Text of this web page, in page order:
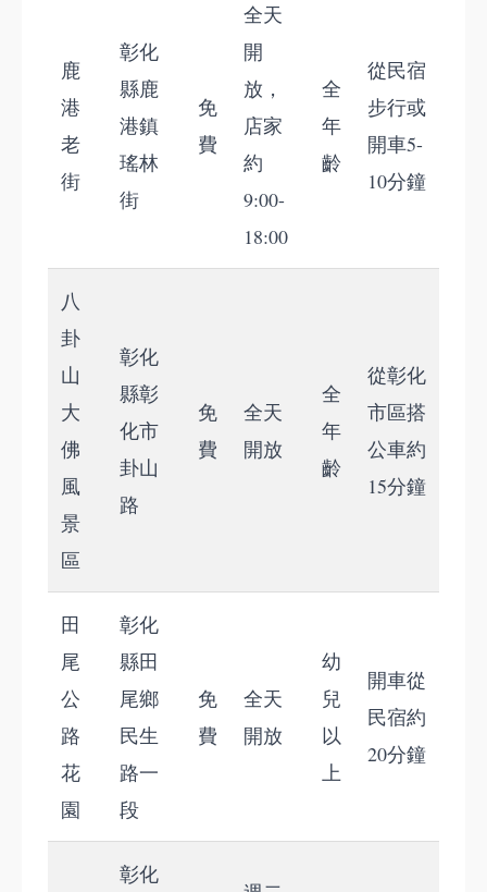
鹿
港
老
街
彰化
縣鹿
港鎮
瑤林
街
免
費
全天
開
放，
店家
約
9:00-
18:00
全
年
齡
從民宿
步行或
開車5-
10分鐘
八
卦
山
大
佛
風
景
區
彰化
縣彰
化市
卦山
路
免
費
全天
開放
全
年
齡
從彰化
市區搭
公車約
15分鐘
田
尾
公
路
花
園
彰化
縣田
尾鄉
民生
路一
段
免
費
全天
開放
幼
兒
以
上
開車從
民宿約
20分鐘
彰化